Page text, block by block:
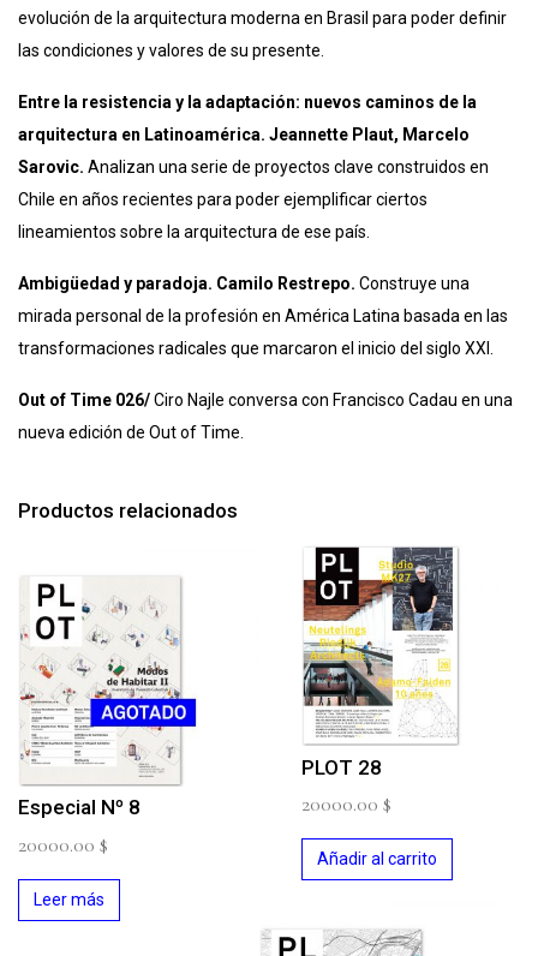
evolución de la arquitectura moderna en Brasil para poder definir
las condiciones y valores de su presente.
Entre la resistencia y la adaptación: nuevos caminos de la
arquitectura en Latinoamérica. Jeannette Plaut, Marcelo
Sarovic. Analizan una serie de proyectos clave construidos en
Chile en años recientes para poder ejemplificar ciertos
lineamientos sobre la arquitectura de ese país.
Ambigüedad y paradoja. Camilo Restrepo. Construye una
mirada personal de la profesión en América Latina basada en las
transformaciones radicales que marcaron el inicio del siglo XXI.
Out of Time 026/Ciro Najle conversa con Francisco Cadau en una
nueva edición de Out of Time.
Productos relacionados
Especial Nº 8
20000.00 $
Leer más
PLOT 28
20000.00 $
Añadir al carrito